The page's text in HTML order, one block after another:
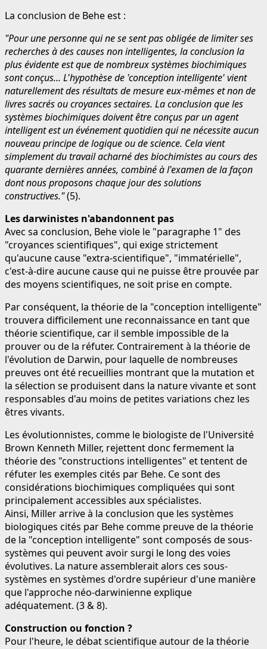
La conclusion de Behe est :
"Pour une personne qui ne se sent pas obligée de limiter ses
recherches à des causes non intelligentes, la conclusion la
plus évidente est que de nombreux systèmes biochimiques
sont conçus... L'hypothèse de 'conception intelligente' vient
naturellement des résultats de mesure eux-mêmes et non de
livres sacrés ou croyances sectaires. La conclusion que les
systèmes biochimiques doivent être conçus par un agent
intelligent est un événement quotidien qui ne nécessite aucun
nouveau principe de logique ou de science. Cela vient
simplement du travail acharné des biochimistes au cours des
quarante dernières années, combiné à l'examen de la façon
dont nous proposons chaque jour des solutions
constructives."(5).
Les darwinistes n'abandonnent pas
Avec sa conclusion, Behe viole le "paragraphe 1" des
"croyances scientifiques", qui exige strictement
qu'aucune cause "extra-scientifique", "immatérielle",
c'est-à-dire aucune cause qui ne puisse être prouvée par
des moyens scientifiques, ne soit prise en compte.
Par conséquent, la théorie de la "conception intelligente"
trouvera difficilement une reconnaissance en tant que
théorie scientifique, car il semble impossible de la
prouver ou de la réfuter. Contrairement à la théorie de
l'évolution de Darwin, pour laquelle de nombreuses
preuves ont été recueillies montrant que la mutation et
la sélection se produisent dans la nature vivante et sont
responsables d'au moins de petites variations chez les
êtres vivants.
Les évolutionnistes, comme le biologiste de l'Université
Brown Kenneth Miller, rejettent donc fermement la
théorie des "constructions intelligentes" et tentent de
réfuter les exemples cités par Behe. Ce sont des
considérations biochimiques compliquées qui sont
principalement accessibles aux spécialistes.
Ainsi, Miller arrive à la conclusion que les systèmes
biologiques cités par Behe comme preuve de la théorie
de la "conception intelligente" sont composés de sous-
systèmes qui peuvent avoir surgi le long des voies
évolutives. La nature assemblerait alors ces sous-
systèmes en systèmes d'ordre supérieur d'une manière
que l'approche néo-darwinienne explique
adéquatement. (3 & 8).
Construction ou fonction ?
Pour l'heure, le débat scientifique autour de la théorie